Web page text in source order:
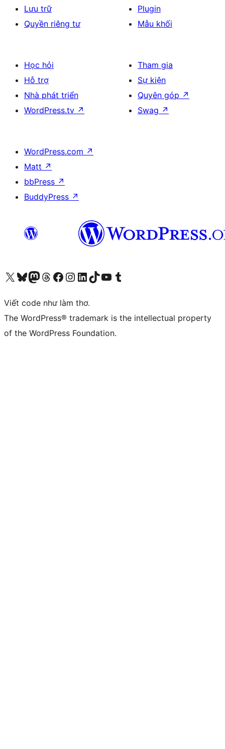
Lưu trữ
Quyền riêng tư
Plugin
Mẫu khối
Học hỏi
Hỗ trợ
Nhà phát triển
WordPress.tv ↗
Tham gia
Sự kiện
Quyên góp ↗
Swag ↗
WordPress.com ↗
Matt ↗
bbPress ↗
BuddyPress ↗
Truy cập tài khoản X (trước đây là Twitter) của chúng tôiVisit our Bluesky account
Visit our Mastodon account
Visit our Threads account
Xem trang Facebook của chúng tôiTruy cập tài khoản Instagram của chúng tôiTruy cập tài khoản LinkedIn của chúng tôiVisit our TikTok account
Truy cập kênh YouTube của chúng tôi Visit our Tumblr account
Viết code như làm thơ.
The WordPress® trademark is the intellectual property
of the WordPress Foundation.